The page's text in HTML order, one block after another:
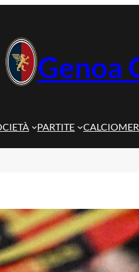
Genoa
PARTITE